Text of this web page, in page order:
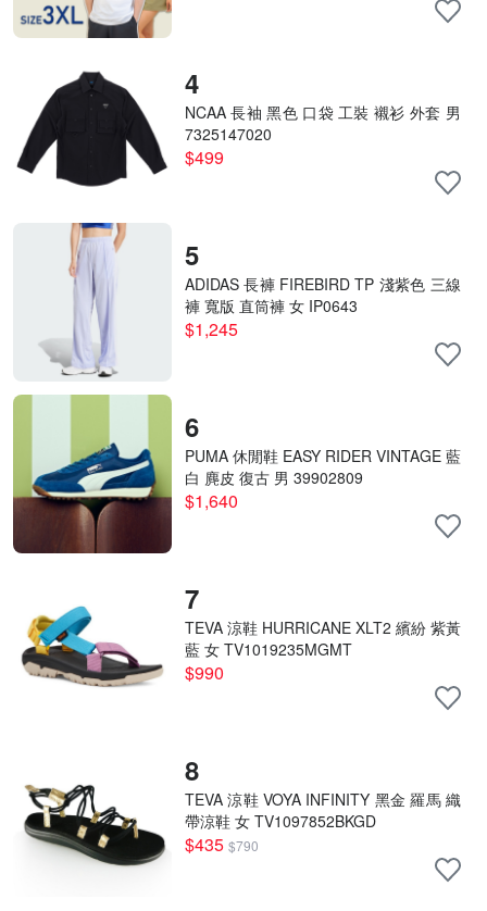
4
NCAA 長袖 黑色 口袋 工裝 襯衫 外套 男
7325147020
$499
5
ADIDAS 長褲 FIREBIRD TP 淺紫色 三線
褲 寬版 直筒褲 女 IP0643
$1,245
6
PUMA 休閒鞋 EASY RIDER VINTAGE 藍
白 麂皮 復古 男 39902809
$1,640
7
TEVA 涼鞋 HURRICANE XLT2 繽紛 紫黃
藍 女 TV1019235MGMT
$990
8
TEVA 涼鞋 VOYA INFINITY 黑金 羅馬 織
帶涼鞋 女 TV1097852BKGD
$435 $790